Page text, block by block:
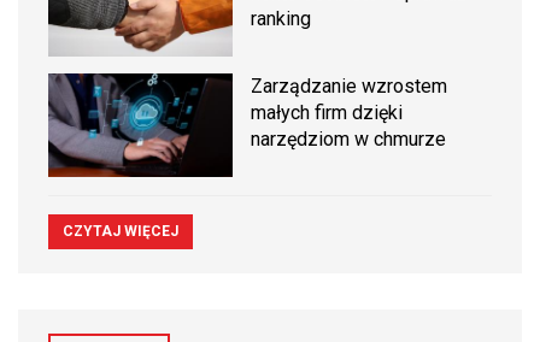
ranking
Zarządzanie wzrostem
małych firm dzięki
narzędziom w chmurze
CZYTAJ WIĘCEJ